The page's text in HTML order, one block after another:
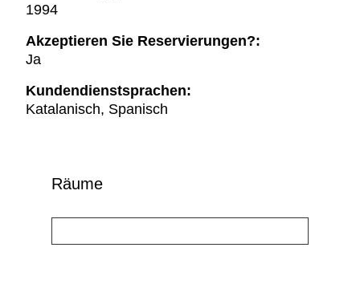
1994
Akzeptieren Sie Reservierungen?:
Ja
Kundendienstsprachen:
Katalanisch, Spanisch
Räume